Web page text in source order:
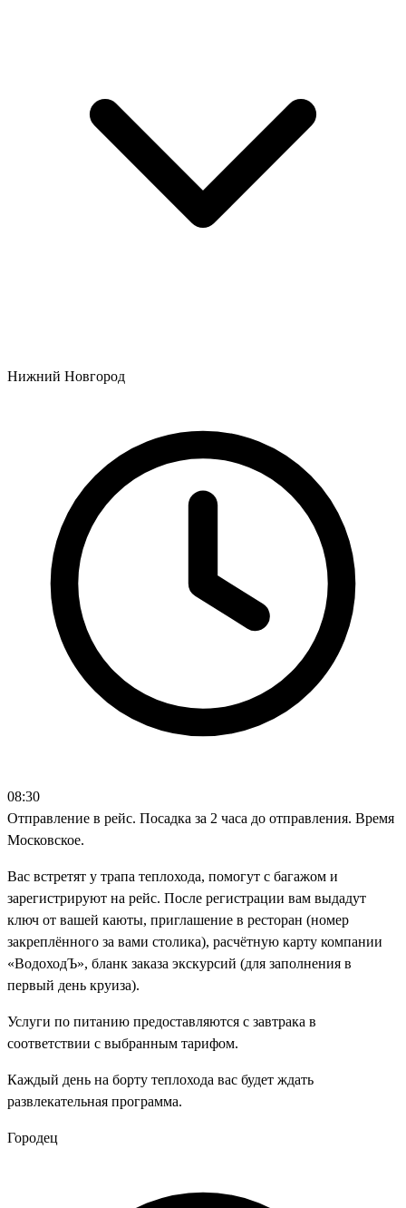
Нижний Новгород
08:30
Отправление в рейс. Посадка за 2 часа до отправления. Время
Московское.
Вас встретят у трапа теплохода, помогут с багажом и
зарегистрируют на рейс. После регистрации вам выдадут
ключ от вашей каюты, приглашение в ресторан (номер
закреплённого за вами столика), расчётную карту компании
«ВодоходЪ», бланк заказа экскурсий (для заполнения в
первый день круиза).
Услуги по питанию предоставляются с завтрака в
соответствии с выбранным тарифом.
Каждый день на борту теплохода вас будет ждать
развлекательная программа.
Городец